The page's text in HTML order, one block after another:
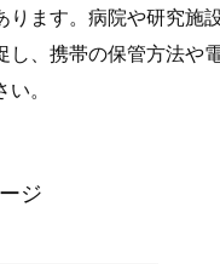
ります。病院や研究施
し、携帯の保管方法や
。
ジ